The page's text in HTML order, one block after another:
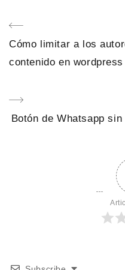
Navegación
de
Previous
Post
Cómo limitar a los
contenido en wordpress
Next
Botón de Whatsapp